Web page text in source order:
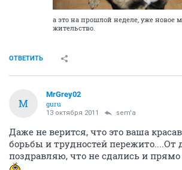
а это на прошлой неделе, уже новое
жительство.
ОТВЕТИТЬ
M
MrGrey02
guru
13 октября 2011 sem'a
Даже не верится, что это ваша
борьбы и трудностей пережито....От
поздравляю, что не сдались и